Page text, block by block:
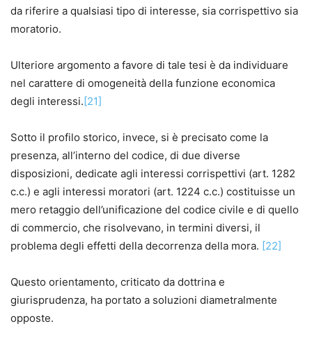
da riferire a qualsiasi tipo di interesse, sia corrispettivo sia
moratorio.
Ulteriore argomento a favore di tale tesi è da individuare
nel carattere di omogeneità della funzione economica
degli interessi.[21]
Sotto il profilo storico, invece, si è precisato come la
presenza, all’interno del codice, di due diverse
disposizioni, dedicate agli interessi corrispettivi (art. 1282
c.c.) e agli interessi moratori (art. 1224 c.c.) costituisse un
mero retaggio dell’unificazione del codice civile e di quello
di commercio, che risolvevano, in termini diversi, il
problema degli effetti della decorrenza della mora. [22]
Questo orientamento, criticato da dottrina e
giurisprudenza, ha portato a soluzioni diametralmente
opposte.